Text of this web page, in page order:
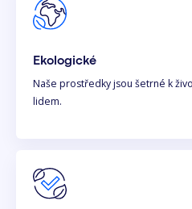
Ekologické
Naše prostředky jsou šetrné k
lidem.